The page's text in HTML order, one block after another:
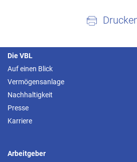
Die VBL
Auf einen Blick
Vermögensanlage
Nachhaltigkeit
Presse
Karriere
Arbeitgeber